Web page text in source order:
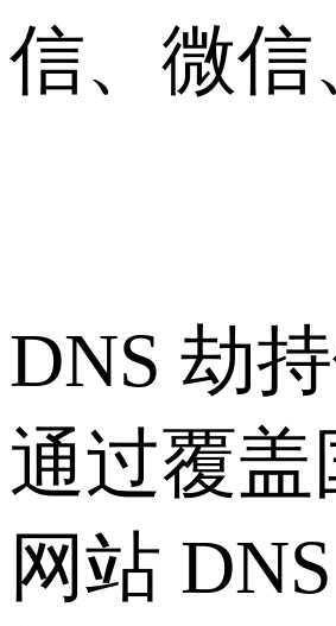
信、微
DNS 劫
通过覆
网站